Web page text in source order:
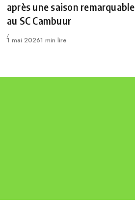
après une saison remarquable
au SC Cambuur
Publié
1 mai 20261 min lire